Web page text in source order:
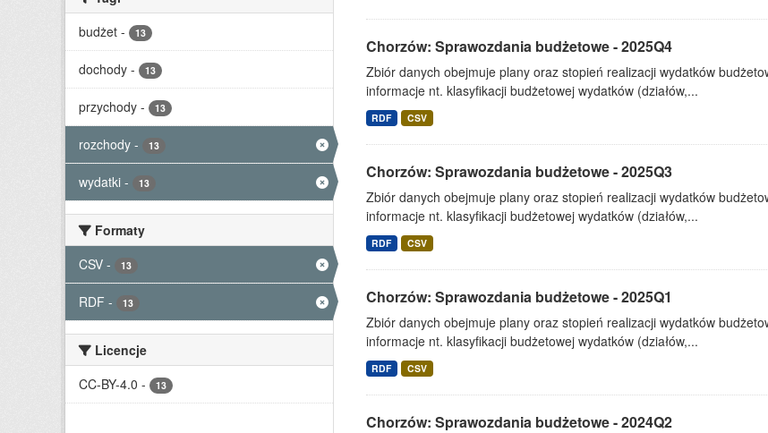
budżet - 13
dochody - 13
przychody - 13
rozchody - 13
wydatki - 13
Formaty
CSV - 13
RDF - 13
Licencje
CC-BY-4.0 - 13
Chorzów: Sprawozdania budżetowe - 2025Q4
Zbiór danych obejmuje plany oraz stopień realizacji wydatków
informacje nt. klasyfikacji budżetowej wydatków (działów,...
RDF CSV
Chorzów: Sprawozdania budżetowe - 2025Q3
Zbiór danych obejmuje plany oraz stopień realizacji wydatków
informacje nt. klasyfikacji budżetowej wydatków (działów,...
RDF CSV
Chorzów: Sprawozdania budżetowe - 2025Q1
Zbiór danych obejmuje plany oraz stopień realizacji wydatków
informacje nt. klasyfikacji budżetowej wydatków (działów,...
RDF CSV
Chorzów: Sprawozdania budżetowe - 2024Q2